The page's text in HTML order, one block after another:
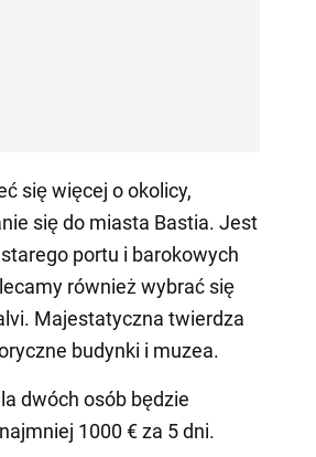
się więcej o okolicy,
się do miasta Bastia. Jest
portu i barokowych
również wybrać się
Majestatyczna twierdza
budynki i muzea.
dwóch osób będzie
1000 € za 5 dni.